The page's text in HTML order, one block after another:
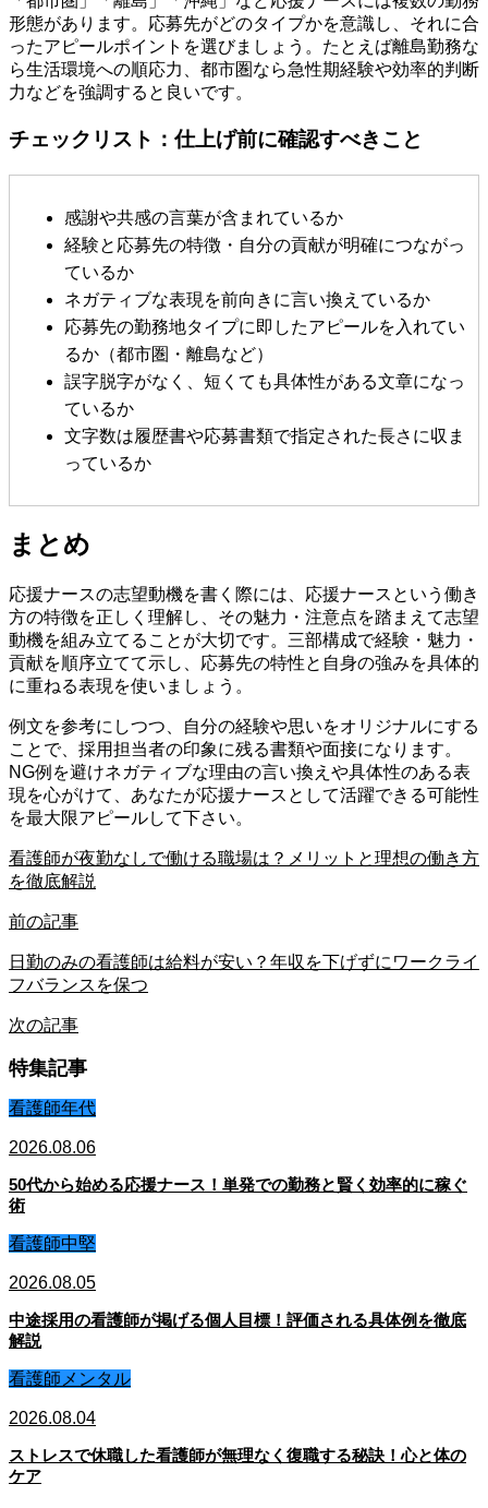
形態があります。応募先がどのタイプかを意識し、それに合
ったアピールポイントを選びましょう。たとえば離島勤務な
ら生活環境への順応力、都市圏なら急性期経験や効率的判断
力などを強調すると良いです。
チェックリスト：仕上げ前に確認すべきこと
感謝や共感の言葉が含まれているか
経験と応募先の特徴・自分の貢献が明確につながっ
ているか
ネガティブな表現を前向きに言い換えているか
応募先の勤務地タイプに即したアピールを入れてい
るか（都市圏・離島など）
誤字脱字がなく、短くても具体性がある文章になっ
ているか
文字数は履歴書や応募書類で指定された長さに収ま
っているか
まとめ
応援ナースの志望動機を書く際には、応援ナースという働き
方の特徴を正しく理解し、その魅力・注意点を踏まえて志望
動機を組み立てることが大切です。三部構成で経験・魅力・
貢献を順序立てて示し、応募先の特性と自身の強みを具体的
に重ねる表現を使いましょう。
例文を参考にしつつ、自分の経験や思いをオリジナルにする
ことで、採用担当者の印象に残る書類や面接になります。
NG例を避けネガティブな理由の言い換えや具体性のある表
現を心がけて、あなたが応援ナースとして活躍できる可能性
を最大限アピールして下さい。
看護師が夜勤なしで働ける職場は？メリットと理想の働き方
を徹底解説
前の記事
日勤のみの看護師は給料が安い？年収を下げずにワークライ
フバランスを保つ
次の記事
特集記事
看護師年代
2026.08.06
50代から始める応援ナース！単発での勤務と賢く効率的に稼ぐ
術
看護師中堅
2026.08.05
中途採用の看護師が掲げる個人目標！評価される具体例を徹底
解説
看護師メンタル
2026.08.04
ストレスで休職した看護師が無理なく復職する秘訣！心と体の
ケア